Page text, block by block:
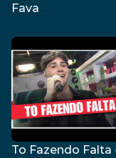
Fava
To Fazendo Falta